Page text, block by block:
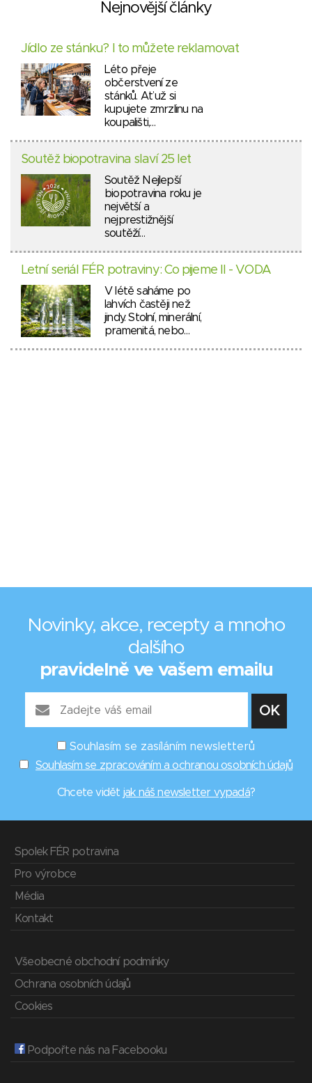
Nejnovější články
Jídlo ze stánku? I to můžete reklamovat
Léto přeje
občerstvení ze
stánků. Ať už si
kupujete zmrzlinu na
koupališti,…
Soutěž biopotravina slaví 25 let
Soutěž Nejlepší
biopotravina roku je
největší a
nejprestižnější
soutěží…
Letní seriál FÉR potraviny: Co pijeme II - VODA
V létě saháme po
lahvích častěji než
jindy. Stolní, minerální,
pramenitá, nebo…
Novinky, akce, recepty a mnoho
dalšího
pravidelně ve vašem emailu
Souhlasím se zasíláním newsletterů
Souhlasím se zpracováním a ochranou osobních údajů
Chcete vidět jak náš newsletter vypadá?
Spolek FÉR potravina
Pro výrobce
Média
Kontakt
Všeobecné obchodní podmínky
Ochrana osobních údajů
Cookies
Podpořte nás na Facebooku